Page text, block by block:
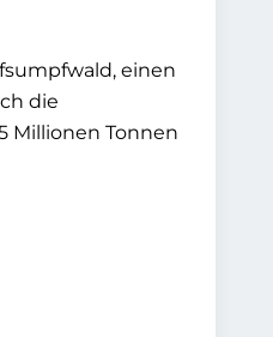
einen
die
Millionen Tonnen